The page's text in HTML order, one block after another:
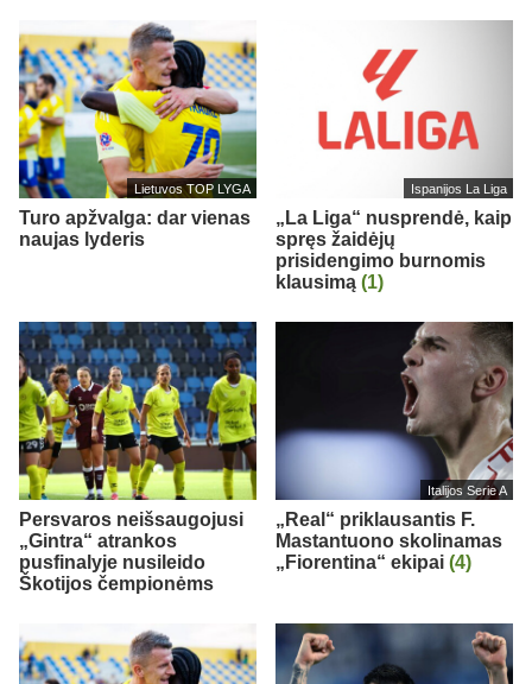
Lietuvos TOP LYGA
Turo apžvalga: dar vienas
naujas lyderis
Ispanijos La Liga
„La Liga“ nusprendė, kaip
spręs žaidėjų
prisidengimo burnomis
klausimą (1)
Persvaros neišsaugojusi
„Gintra“ atrankos
pusfinalyje nusileido
Škotijos čempionėms
Italijos Serie A
„Real“ priklausantis F.
Mastantuono skolinamas
„Fiorentina“ ekipai (4)